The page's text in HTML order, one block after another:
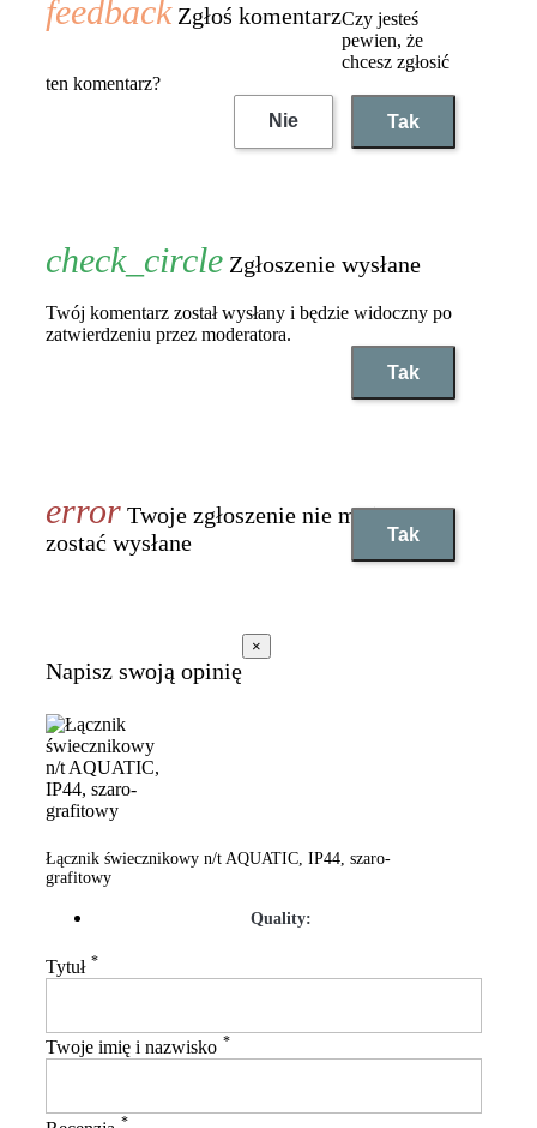
Zgłoś komentarzCzy jesteś
pewien, że
chcesz zgłosić
ten komentarz?
Nie
Tak
Zgłoszenie wysłane
Twój komentarz został wysłany i będzie widoczny po
zatwierdzeniu przez moderatora.
Tak
Twoje zgłoszenie nie może
zostać wysłane
Tak
Napisz swoją opinię
×
Łącznik świecznikowy n/t AQUATIC, IP44, szaro-
grafitowy
Quality:
Tytuł *
Twoje imię i nazwisko *
*